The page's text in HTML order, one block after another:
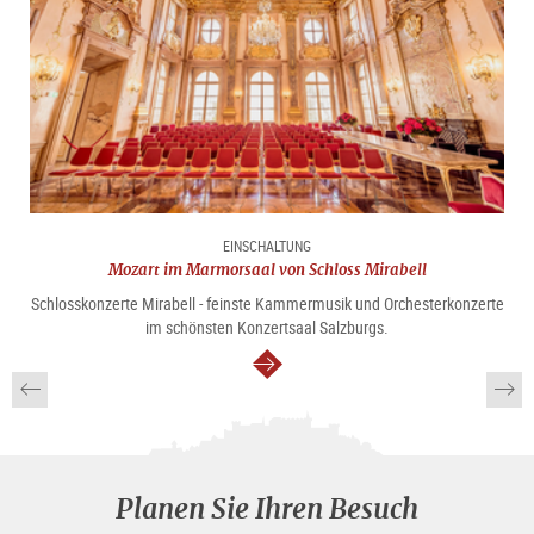
EINSCHALTUNG
Mozart im Marmorsaal von Schloss Mirabell
Schlosskonzerte Mirabell - feinste Kammermusik und Orchesterkonzerte
im schönsten Konzertsaal Salzburgs.
weiter
Planen Sie Ihren Besuch